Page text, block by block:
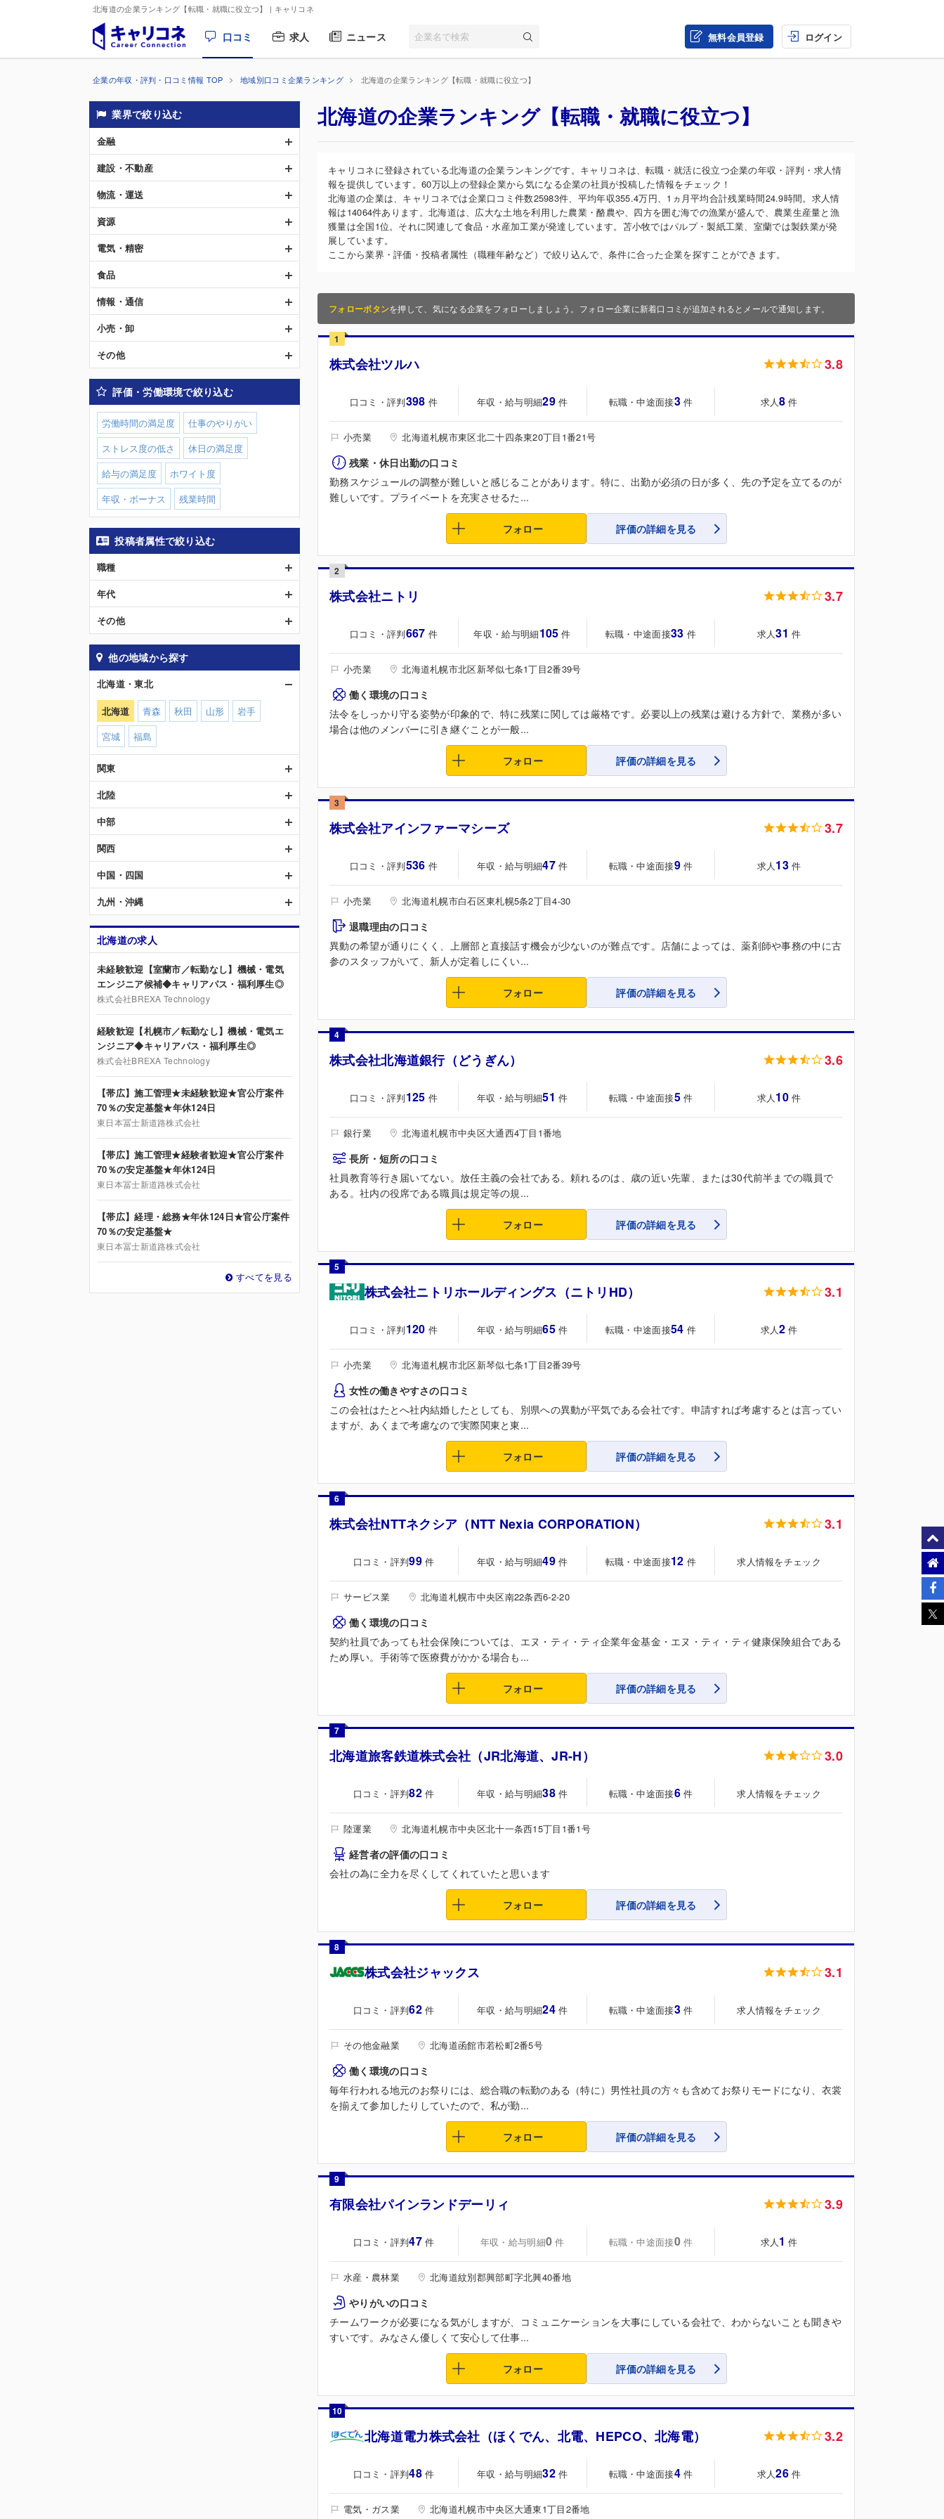
北海道の企業ランキング【転職・就職に役立つ】 | キャリコネ
口コミ 求人 ニュース 無料会員登録 ログイン
企業の年収・評判・口コミ情報 TOP 地域別口コミ企業ランキング 北海道の企業ランキング【転職・就職に役立つ】
北海道の企業ランキング【転職・就職に役立つ】
キャリコネに登録されている北海道の企業ランキングです。キャリコネは、転職・就活に役立つ企業の年収・評判・求人情
報を提供しています。60万以上の登録企業から気になる企業の社員が投稿した情報をチェック！
北海道の企業は、キャリコネでは企業口コミ件数25983件、平均年収355.4万円、1ヵ月平均合計残業時間24.9時間。求人情
報は14064件あります。北海道は、広大な土地を利用した農業・酪農や、四方を囲む海での漁業が盛んで、農業生産量と漁
獲量は全国1位。それに関連して食品・水産加工業が発達しています。苫小牧ではパルプ・製紙工業、室蘭では製鉄業が発
展しています。
ここから業界・評価・投稿者属性（職種年齢など）で絞り込んで、条件に合った企業を探すことができます。
フォローボタンを押して、気になる企業をフォローしましょう。フォロー企業に新着口コミが追加されるとメールで通知します。
1
株式会社ツルハ 3.8
口コミ・評判398 件 年収・給与明細29 件 転職・中途面接3 件 求人8 件
小売業 北海道札幌市東区北二十四条東20丁目1番21号
残業・休日出勤の口コミ
勤務スケジュールの調整が難しいと感じることがあります。特に、出勤が必須の日が多く、先の予定を立てるのが
難しいです。プライベートを充実させるた...
フォロー 評価の詳細を見る
2
株式会社ニトリ 3.7
口コミ・評判667 件 年収・給与明細105 件 転職・中途面接33 件 求人31 件
小売業 北海道札幌市北区新琴似七条1丁目2番39号
働く環境の口コミ
法令をしっかり守る姿勢が印象的で、特に残業に関しては厳格です。必要以上の残業は避ける方針で、業務が多い
場合は他のメンバーに引き継ぐことが一般...
フォロー 評価の詳細を見る
3
株式会社アインファーマシーズ 3.7
口コミ・評判536 件 年収・給与明細47 件 転職・中途面接9 件 求人 13 件
小売業 北海道札幌市白石区東札幌5条2丁目4-30
退職理由の口コミ
異動の希望が通りにくく、上層部と直接話す機会が少ないのが難点です。店舗によっては、薬剤師や事務の中に古
参のスタッフがいて、新人が定着しにくい...
フォロー 評価の詳細を見る
4
株式会社北海道銀行（どうぎん） 3.6
口コミ・評判125 件 年収・給与明細51 件 転職・中途面接5 件 求人 10 件
銀行業 北海道札幌市中央区大通西4丁目1番地
長所・短所の口コミ
社員教育等行き届いてない。放任主義の会社である。頼れるのは、歳の近い先輩、または30代前半までの職員で
ある。社内の役席である職員は規定等の規...
フォロー 評価の詳細を見る
5
株式会社ニトリホールディングス（ニトリHD） 3.1
口コミ・評判120 件 年収・給与明細65 件 転職・中途面接54 件 求人2 件
小売業 北海道札幌市北区新琴似七条1丁目2番39号
女性の働きやすさの口コミ
この会社はたとへ社内結婚したとしても、別県への異動が平気である会社です。申請すれば考慮するとは言ってい
ますが、あくまで考慮なので実際関東と東...
フォロー 評価の詳細を見る
6
株式会社NTTネクシア（NTT Nexia CORPORATION） 3.1
口コミ・評判99 件 年収・給与明細49 件 転職・中途面接12 件 求人情報をチェック
サービス業 北海道札幌市中央区南22条西6-2-20
働く環境の口コミ
契約社員であっても社会保険については、エヌ・ティ・ティ企業年金基金・エヌ・ティ・ティ健康保険組合である
ため厚い。手術等で医療費がかかる場合も...
フォロー 評価の詳細を見る
7
北海道旅客鉄道株式会社（JR北海道、JR-H） 3.0
口コミ・評判82 件 年収・給与明細38 件 転職・中途面接6 件 求人情報をチェック
陸運業 北海道札幌市中央区北十一条西15丁目1番1号
経営者の評価の口コミ
会社の為に全力を尽くしてくれていたと思います
フォロー 評価の詳細を見る
8
株式会社ジャックス 3.1
口コミ・評判62 件 年収・給与明細24 件 転職・中途面接3 件 求人情報をチェック
その他金融業 北海道函館市若松町2番5号
働く環境の口コミ
毎年行われる地元のお祭りには、総合職の転勤のある（特に）男性社員の方々も含めてお祭りモードになり、衣裳
を揃えて参加したりしていたので、私が勤...
フォロー 評価の詳細を見る
9
有限会社パインランドデーリィ 3.9
口コミ・評判47 件 年収・給与明細0 件 転職・中途面接0 件 求人 1 件
水産・農林業 北海道紋別郡興部町字北興40番地
やりがいの口コミ
チームワークが必要になる気がしますが、コミュニケーションを大事にしている会社で、わからないことも聞きや
すいです。みなさん優しくて安心して仕事...
フォロー 評価の詳細を見る
10
北海道電力株式会社（ほくでん、北電、HEPCO、北海電） 3.2
口コミ・評判48 件 年収・給与明細32 件 転職・中途面接4 件 求人26 件
電気・ガス業 北海道札幌市中央区大通東1丁目2番地
業界で絞り込む
金融
建設・不動産
物流・運送
資源
電気・精密
食品
情報・通信
小売・卸
その他
評価・労働環境で絞り込む
労働時間の満足度
仕事のやりがい
ストレス度の低さ
休日の満足度
給与の満足度
ホワイト度
年収・ボーナス
残業時間
投稿者属性で絞り込む
職種
年代
その他
他の地域から探す
北海道・東北
北海道 青森 秋田 山形
岩手
宮城
福島
関東
北陸
中部
関西
中国・四国
九州・沖縄
北海道の求人
未経験歓迎【室蘭市／転勤なし】機械・電気
エンジニア候補◆キャリアパス・福利厚生◎
株式会社BREXA Technology
経験歓迎【札幌市／転勤なし】機械・電気エ
ンジニア◆キャリアパス・福利厚生◎
株式会社BREXA Technology
【帯広】施工管理★未経験歓迎★官公庁案件
70％の安定基盤★年休124日
東日本冨士新道路株式会社
【帯広】施工管理★経験者歓迎★官公庁案件
70％の安定基盤★年休124日
東日本冨士新道路株式会社
【帯広】経理・総務★年休124日★官公庁案件
70％の安定基盤★
東日本冨士新道路株式会社
すべてを見る